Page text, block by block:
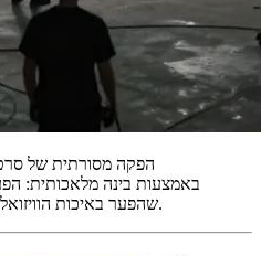
הפקה מסורתית של
באמצעות בינה מלאכותית:
שהפער באיכות הוויזואלית הולך ומצטמצם במהירות.